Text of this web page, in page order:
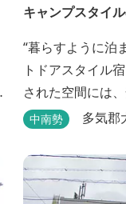
キャンプスタイ
“暮らすように泊
トドアスタイル
された空間には
え、日常を忘れ
喫できるのも魅力です。 【営業時
ン 15：00（早
中南勢 多気郡